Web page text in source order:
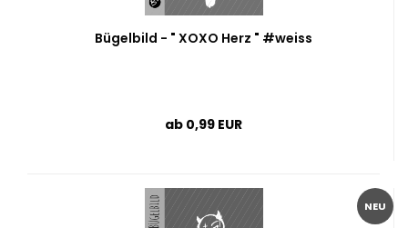
Bügelbild - " XOXO Herz " #weiss
ab 0,99 EUR
NEU